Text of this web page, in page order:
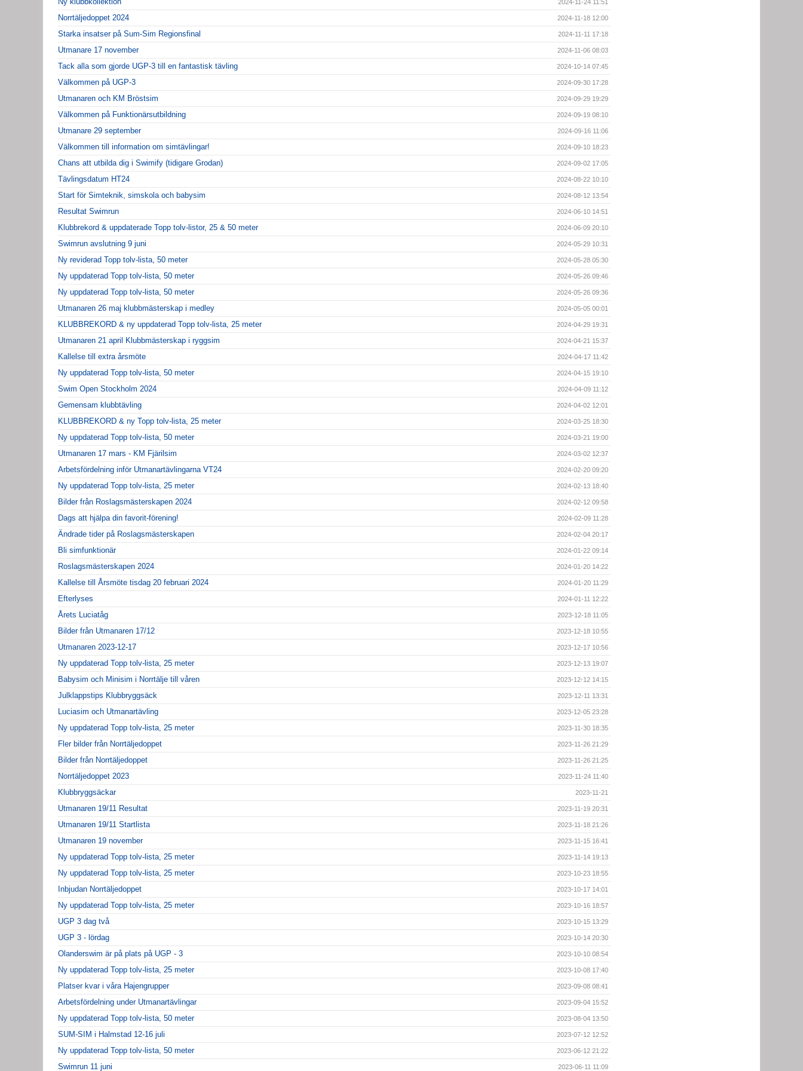
2024-11-24 11:51
Norrtäljedoppet 2024 2024-11-18 12:00
Starka insatser på Sum-Sim Regionsfinal 2024-11-11 17:18
Utmanare 17 november 2024-11-06 08:03
Tack alla som gjorde UGP-3 till en fantastisk tävling 2024-10-14 07:45
Välkommen på UGP-3 2024-09-30 17:28
Utmanaren och KM Bröstsim 2024-09-29 19:29
Välkommen på Funktionärsutbildning 2024-09-19 08:10
Utmanare 29 september 2024-09-16 11:06
Välkommen till information om simtävlingar! 2024-09-10 18:23
Chans att utbilda dig i Swimify (tidigare Grodan) 2024-09-02 17:05
Tävlingsdatum HT24 2024-08-22 10:10
Start för Simteknik, simskola och babysim 2024-08-12 13:54
Resultat Swimrun 2024-06-10 14:51
Klubbrekord & uppdaterade Topp tolv-listor, 25 & 50 meter 2024-06-09 20:10
Swimrun avslutning 9 juni 2024-05-29 10:31
Ny reviderad Topp tolv-lista, 50 meter 2024-05-28 05:30
Ny uppdaterad Topp tolv-lista, 50 meter 2024-05-26 09:46
Ny uppdaterad Topp tolv-lista, 50 meter 2024-05-26 09:36
Utmanaren 26 maj klubbmästerskap i medley 2024-05-05 00:01
KLUBBREKORD & ny uppdaterad Topp tolv-lista, 25 meter 2024-04-29 19:31
Utmanaren 21 april Klubbmästerskap i ryggsim 2024-04-21 15:37
Kallelse till extra årsmöte 2024-04-17 11:42
Ny uppdaterad Topp tolv-lista, 50 meter 2024-04-15 19:10
Swim Open Stockholm 2024 2024-04-09 11:12
Gemensam klubbtävling 2024-04-02 12:01
KLUBBREKORD & ny Topp tolv-lista, 25 meter 2024-03-25 18:30
Ny uppdaterad Topp tolv-lista, 50 meter 2024-03-21 19:00
Utmanaren 17 mars - KM Fjärilsim 2024-03-02 12:37
Arbetsfördelning inför Utmanartävlingarna VT24 2024-02-20 09:20
Ny uppdaterad Topp tolv-lista, 25 meter 2024-02-13 18:40
Bilder från Roslagsmästerskapen 2024 2024-02-12 09:58
Dags att hjälpa din favorit-förening! 2024-02-09 11:28
Ändrade tider på Roslagsmästerskapen 2024-02-04 20:17
Bli simfunktionär 2024-01-22 09:14
Roslagsmästerskapen 2024 2024-01-20 14:22
Kallelse till Årsmöte tisdag 20 februari 2024 2024-01-20 11:29
Efterlyses 2024-01-11 12:22
Årets Luciatåg 2023-12-18 11:05
Bilder från Utmanaren 17/12 2023-12-18 10:55
Utmanaren 2023-12-17 2023-12-17 10:56
Ny uppdaterad Topp tolv-lista, 25 meter 2023-12-13 19:07
Babysim och Minisim i Norrtälje till våren 2023-12-12 14:15
Julklappstips Klubbryggsäck 2023-12-11 13:31
Luciasim och Utmanartävling 2023-12-05 23:28
Ny uppdaterad Topp tolv-lista, 25 meter 2023-11-30 18:35
Fler bilder från Norrtäljedoppet 2023-11-26 21:29
Bilder från Norrtäljedoppet 2023-11-26 21:25
Norrtäljedoppet 2023 2023-11-24 11:40
Klubbryggsäckar 2023-11-21
Utmanaren 19/11 Resultat 2023-11-19 20:31
Utmanaren 19/11 Startlista 2023-11-18 21:26
Utmanaren 19 november 2023-11-15 16:41
Ny uppdaterad Topp tolv-lista, 25 meter 2023-11-14 19:13
Ny uppdaterad Topp tolv-lista, 25 meter 2023-10-23 18:55
Inbjudan Norrtäljedoppet 2023-10-17 14:01
Ny uppdaterad Topp tolv-lista, 25 meter 2023-10-16 18:57
UGP 3 dag två 2023-10-15 13:29
UGP 3 - lördag 2023-10-14 20:30
Olanderswim är på plats på UGP - 3 2023-10-10 08:54
Ny uppdaterad Topp tolv-lista, 25 meter 2023-10-08 17:40
Platser kvar i våra Hajengrupper 2023-09-08 08:41
Arbetsfördelning under Utmanartävlingar 2023-09-04 15:52
Ny uppdaterad Topp tolv-lista, 50 meter 2023-08-04 13:50
SUM-SIM i Halmstad 12-16 juli 2023-07-12 12:52
Ny uppdaterad Topp tolv-lista, 50 meter 2023-06-12 21:22
Swimrun 11 juni 2023-06-11 11:09